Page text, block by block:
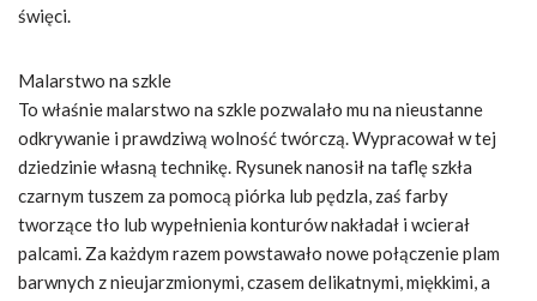
święci.
Malarstwo na szkle
To właśnie malarstwo na szkle pozwalało mu na nieustanne
odkrywanie i prawdziwą wolność twórczą. Wypracował w tej
dziedzinie własną technikę. Rysunek nanosił na taflę szkła
czarnym tuszem za pomocą piórka lub pędzla, zaś farby
tworzące tło lub wypełnienia konturów nakładał i wcierał
palcami. Za każdym razem powstawało nowe połączenie plam
barwnych z nieujarzmionymi, czasem delikatnymi, miękkimi, a